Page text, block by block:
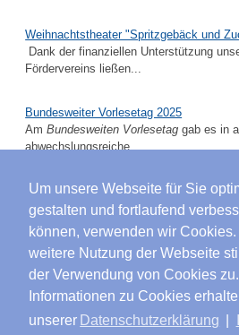
Um unsere Webseite für Sie
gestalten und fortlaufend
können, verwenden wir
weitere Nutzung der Webseite
der Verwendung von Cookies
Informationen zu Cookies
unserer Datenschutzerklärung
Weihnachtstheater "Spritzgebäck und
Dank der finanziellen Unterstützung
Fördervereins ließen...
Bundesweiter Vorlesetag 2025
AmBundesweiten Vorlesetag gab es in
abwechslungsreiche...
Suche
Suchen
...
Öffnungszeiten Sektretariat